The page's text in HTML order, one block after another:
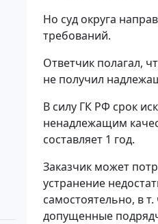
Но суд округа
требований.
Ответчик полагал,
не получил
В силу ГК РФ срок
ненадлежащим
составляет 1 год.
Заказчик может
устранение
самостоятельно, в
допущенные